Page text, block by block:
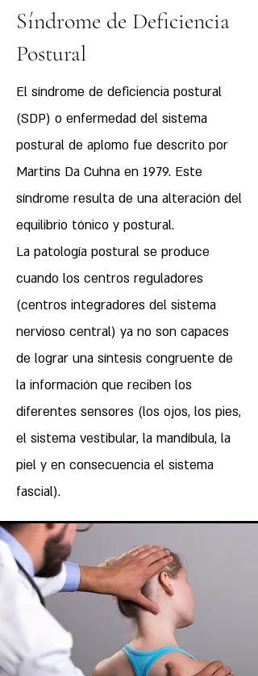
Síndrome de Deficiencia
Postural
El síndrome de deficiencia postural
(SDP) o enfermedad del sistema
postural de aplomo fue descrito por
Martins Da Cuhna en 1979. Este
síndrome resulta de una alteración del
equilibrio tónico y postural.
La patología postural se produce
cuando los centros reguladores
(centros integradores del sistema
nervioso central) ya no son capaces
de lograr una síntesis congruente de
la información que reciben los
diferentes sensores (los ojos, los pies,
el sistema vestibular, la mandíbula, la
piel y en consecuencia el sistema
fascial).